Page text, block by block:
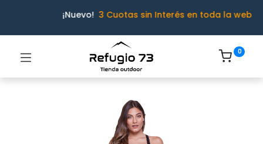
¡Nuevo! 3 Cuotas sin Interés en toda la web
0